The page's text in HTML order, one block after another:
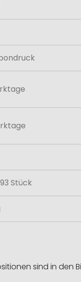
Stück
sind in den